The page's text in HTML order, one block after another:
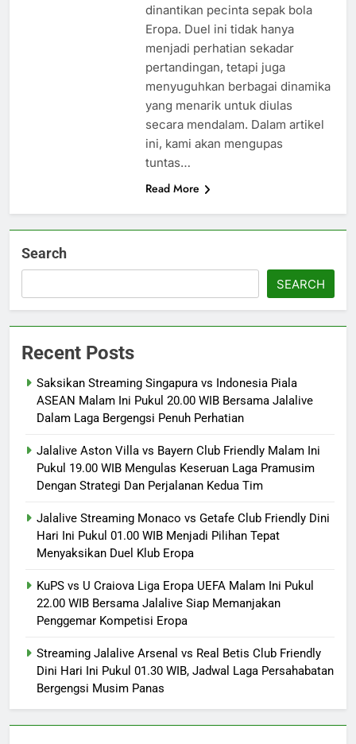
dinantikan pecinta sepak bola
Eropa. Duel ini tidak hanya
menjadi perhatian sekadar
pertandingan, tetapi juga
menyuguhkan berbagai dinamika
yang menarik untuk diulas
secara mendalam. Dalam artikel
ini, kami akan mengupas
tuntas…
Read More
Search
SEARCH
Recent Posts
Saksikan Streaming Singapura vs Indonesia Piala
ASEAN Malam Ini Pukul 20.00 WIB Bersama Jalalive
Dalam Laga Bergengsi Penuh Perhatian
Jalalive Aston Villa vs Bayern Club Friendly Malam Ini
Pukul 19.00 WIB Mengulas Keseruan Laga Pramusim
Dengan Strategi Dan Perjalanan Kedua Tim
Jalalive Streaming Monaco vs Getafe Club Friendly Dini
Hari Ini Pukul 01.00 WIB Menjadi Pilihan Tepat
Menyaksikan Duel Klub Eropa
KuPS vs U Craiova Liga Eropa UEFA Malam Ini Pukul
22.00 WIB Bersama Jalalive Siap Memanjakan
Penggemar Kompetisi Eropa
Streaming Jalalive Arsenal vs Real Betis Club Friendly
Dini Hari Ini Pukul 01.30 WIB, Jadwal Laga Persahabatan
Bergengsi Musim Panas